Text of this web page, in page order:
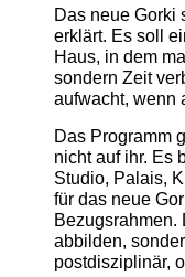
Das neue Gorki
erklärt. Es soll
Haus, in dem
sondern Zeit
aufwacht, wenn
Das Programm
nicht auf ihr. Es
Studio, Palais,
für das neue
Bezugsrahmen.
abbilden,
postdisziplinär,